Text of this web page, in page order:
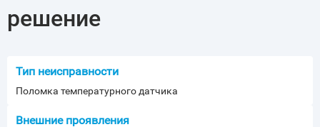
решение
Поломка температурного датчика